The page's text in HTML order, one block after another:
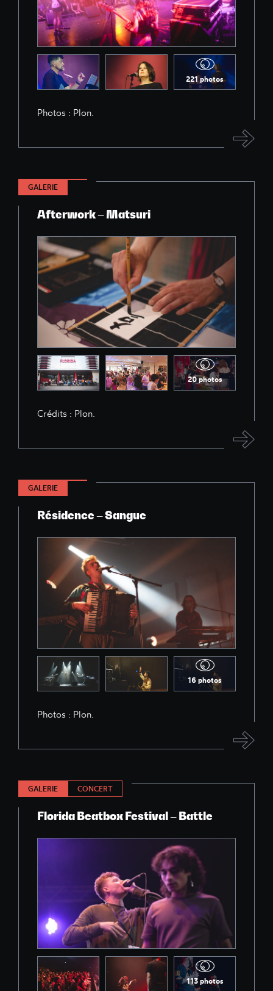
221 photos
Photos : Plon.
GALERIE
Afterwork – Matsuri
20 photos
Crédits : Plon.
GALERIE
Résidence – Sangue
16 photos
Photos : Plon.
GALERIE CONCERT
Florida Beatbox Festival – Battle
113 photos